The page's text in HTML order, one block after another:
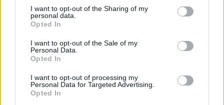
I want to opt-out of the Sharing of my
personal data.
Opted In
I want to opt-out of the Sale of my
Personal Data.
Opted In
I want to opt-out of processing my
Personal Data for Targeted Advertising.
Opted In
Rincez soigneusement l’éponge après chaque
usage.
Laissez-la sécher à l’air libre, idéalement sans
contact direct avec l’évier.
l’une des méthodes naturelles évoquées.
Évitez de nettoyer la vaisselle très grasse ou les